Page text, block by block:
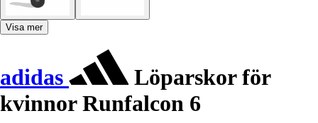
Visa mer
adidas
Löparskor för
kvinnor Runfalcon 6